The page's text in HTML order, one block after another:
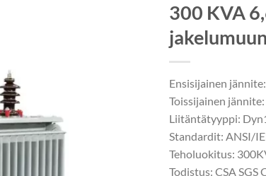
300 KVA
Ensisijainen
Toissijainen
Liitäntätyyppi:
Standardit: ANSI/
Teholuokitus:
Todistus: CSA SGS